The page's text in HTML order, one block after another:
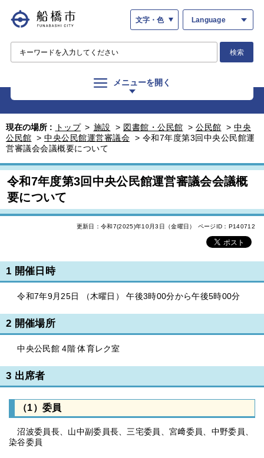
文字・色 Language
検索
メニューを開く
現在の場所 : トップ > 施設 > 図書館・公民館 > 公民館 > 中央
公民館 > 中央公民館運営審議会 > 令和7年度第3回中央公民館運
営審議会会議概要について
令和7年度第3回中央公民館運営審議会会議概
要について
更新日：令和7(2025)年10月3日（金曜日） ページID：P140712
1 開催日時
令和7年9月25日 （木曜日） 午後3時00分から午後5時00分
2 開催場所
中央公民館 4階 体育レク室
3 出席者
（1）委員
沼波委員長、山中副委員長、三宅委員、宮﨑委員、中野委員、
染谷委員